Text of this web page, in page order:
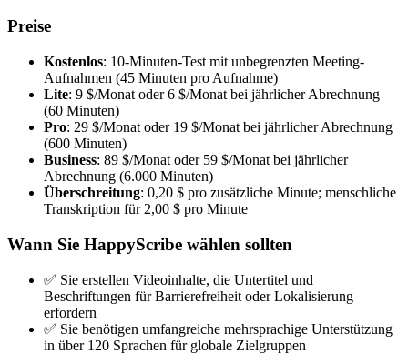
Preise
Kostenlos: 10-Minuten-Test mit unbegrenzten Meeting-
Aufnahmen (45 Minuten pro Aufnahme)
Lite: 9 $/Monat oder 6 $/Monat bei jährlicher Abrechnung
(60 Minuten)
Pro: 29 $/Monat oder 19 $/Monat bei jährlicher Abrechnung
(600 Minuten)
Business: 89 $/Monat oder 59 $/Monat bei jährlicher
Abrechnung (6.000 Minuten)
Überschreitung: 0,20 $ pro zusätzliche Minute; menschliche
Transkription für 2,00 $ pro Minute
Wann Sie HappyScribe wählen sollten
✅ Sie erstellen Videoinhalte, die Untertitel und
Beschriftungen für Barrierefreiheit oder Lokalisierung
erfordern
✅ Sie benötigen umfangreiche mehrsprachige Unterstützung
in über 120 Sprachen für globale Zielgruppen